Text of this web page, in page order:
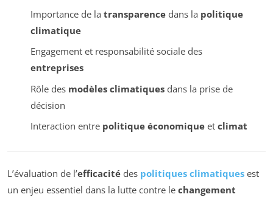
Importance de la transparencedans la politique
climatique
Engagement et responsabilité sociale des
entreprises
Rôle des modèles climatiquesdans la prise de
décision
Interaction entre politique économiqueet climat
L’évaluation de l’efficacité des politiques climatiques est
un enjeu essentiel dans la lutte contre le changement